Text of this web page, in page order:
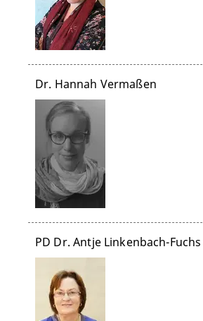
Dr. Hannah Vermaßen
PD Dr. Antje Linkenbach-Fuchs